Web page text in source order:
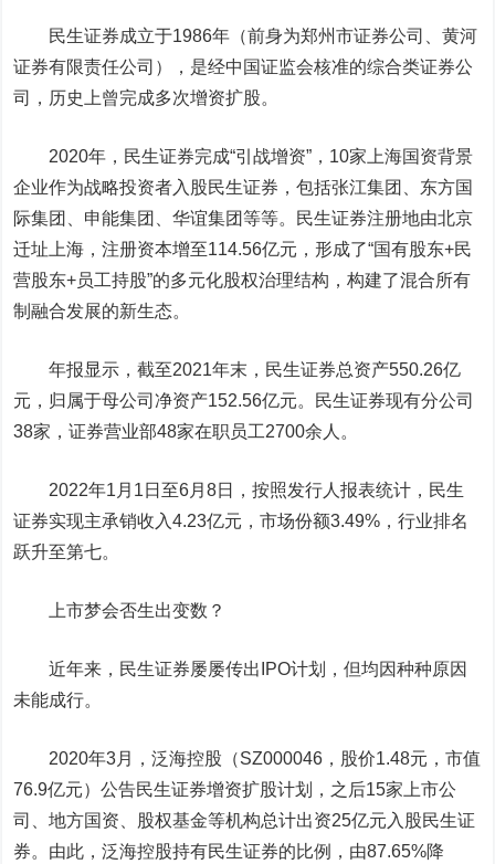
民生证券成立于1986年（前身为郑州市证券公司、黄河
证券有限责任公司），是经中国证监会核准的综合类证券公
司，历史上曾完成多次增资扩股。
2020年，民生证券完成“引战增资”，10家上海国资背景
企业作为战略投资者入股民生证券，包括张江集团、东方国
际集团、申能集团、华谊集团等等。民生证券注册地由北京
迁址上海，注册资本增至114.56亿元，形成了“国有股东+民
营股东+员工持股”的多元化股权治理结构，构建了混合所有
制融合发展的新生态。
年报显示，截至2021年末，民生证券总资产550.26亿
元，归属于母公司净资产152.56亿元。民生证券现有分公司
38家，证券营业部48家在职员工2700余人。
2022年1月1日至6月8日，按照发行人报表统计，民生
证券实现主承销收入4.23亿元，市场份额3.49%，行业排名
跃升至第七。
上市梦会否生出变数？
近年来，民生证券屡屡传出IPO计划，但均因种种原因
未能成行。
2020年3月，泛海控股（SZ000046，股价1.48元，市值
76.9亿元）公告民生证券增资扩股计划，之后15家上市公
司、地方国资、股权基金等机构总计出资25亿元入股民生证
券。由此，泛海控股持有民生证券的比例，由87.65%降